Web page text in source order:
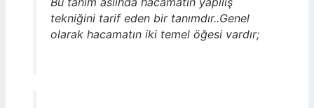
tekniğini tarif eden bir tanımdır..Genel
olarak hacamatın iki temel öğesi vardır;